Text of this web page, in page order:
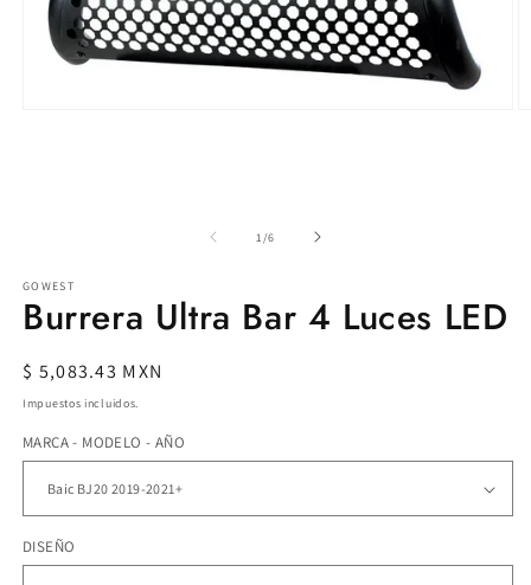
1 /de
6
GOWEST
Burrera Ultra Bar 4 Luces LED
Precio
habitual
$ 5,083.43 MXN
Impuestos incluidos.
MARCA - MODELO - AÑO
DISEÑO